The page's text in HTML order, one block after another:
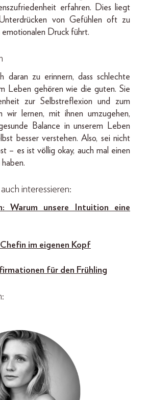
erfahren. Dies liegt
von Gefühlen oft zu
Druck führt.
daran zu erinnern, dass schlechte
Leben gehören wie die guten. Sie
zur Selbstreflexion und zum
wir lernen, mit ihnen umzugehen,
Balance in unserem Leben
besser verstehen. Also, sei nicht
– es ist völlig okay, auch mal einen
interessieren:
Warum unsere Intuition eine
im eigenen Kopf
für den Frühling